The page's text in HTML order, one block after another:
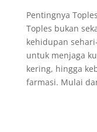
Pentingnya
Toples bukan
kehidupan
untuk menjaga
kering, hingga
farmasi. Mulai